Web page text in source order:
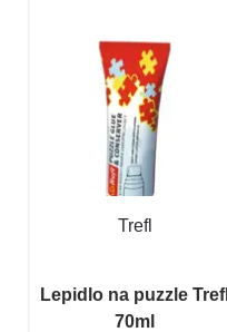
Trefl
Lepidlo na puzzle Trefl
70ml